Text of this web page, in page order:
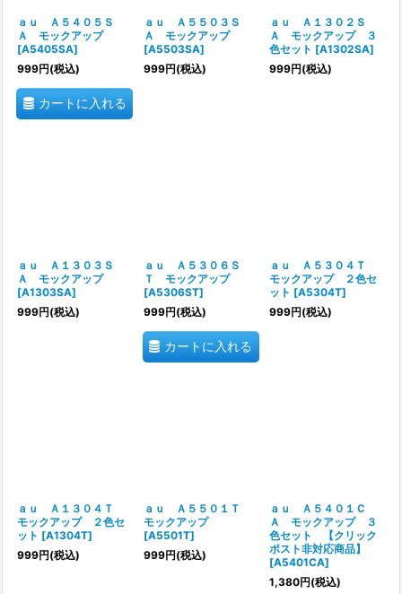
ａｕ Ａ５４０５Ｓ
Ａ モックアップ
[A5405SA]
999円(税込)
カートに入れる
ａｕ Ａ５５０３Ｓ
Ａ モックアップ
[A5503SA]
999円(税込)
ａｕ Ａ１３０２Ｓ
Ａ モックアップ ３
色セット [A1302SA]
999円(税込)
ａｕ Ａ１３０３Ｓ
Ａ モックアップ
[A1303SA]
999円(税込)
ａｕ Ａ５３０６Ｓ
Ｔ モックアップ
[A5306ST]
999円(税込)
カートに入れる
ａｕ Ａ５３０４Ｔ
モックアップ ２色セ
ット [A5304T]
999円(税込)
ａｕ Ａ１３０４Ｔ
モックアップ ２色セ
ット [A1304T]
999円(税込)
ａｕ Ａ５５０１Ｔ
モックアップ
[A5501T]
999円(税込)
ａｕ Ａ５４０１Ｃ
Ａ モックアップ ３
色セット 【クリック
ポスト非対応商品】
[A5401CA]
1,380円(税込)